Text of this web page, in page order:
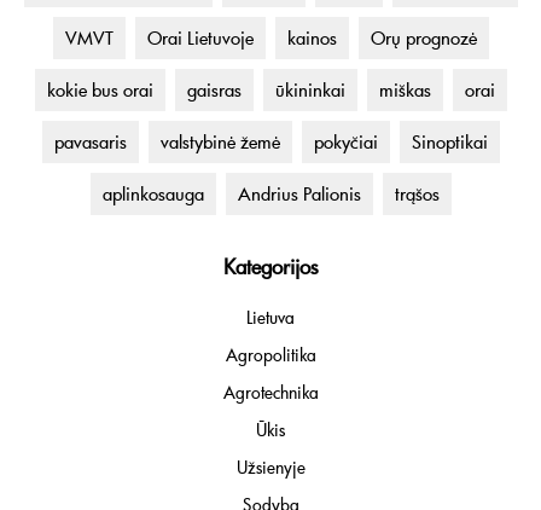
VMVT Orai Lietuvoje kainos Orų prognozė
kokie bus orai gaisras ūkininkai miškas orai
pavasaris valstybinė žemė pokyčiai Sinoptikai
aplinkosauga Andrius Palionis trąšos
Kategorijos
Lietuva
Agropolitika
Agrotechnika
Ūkis
Užsienyje
Sodyba